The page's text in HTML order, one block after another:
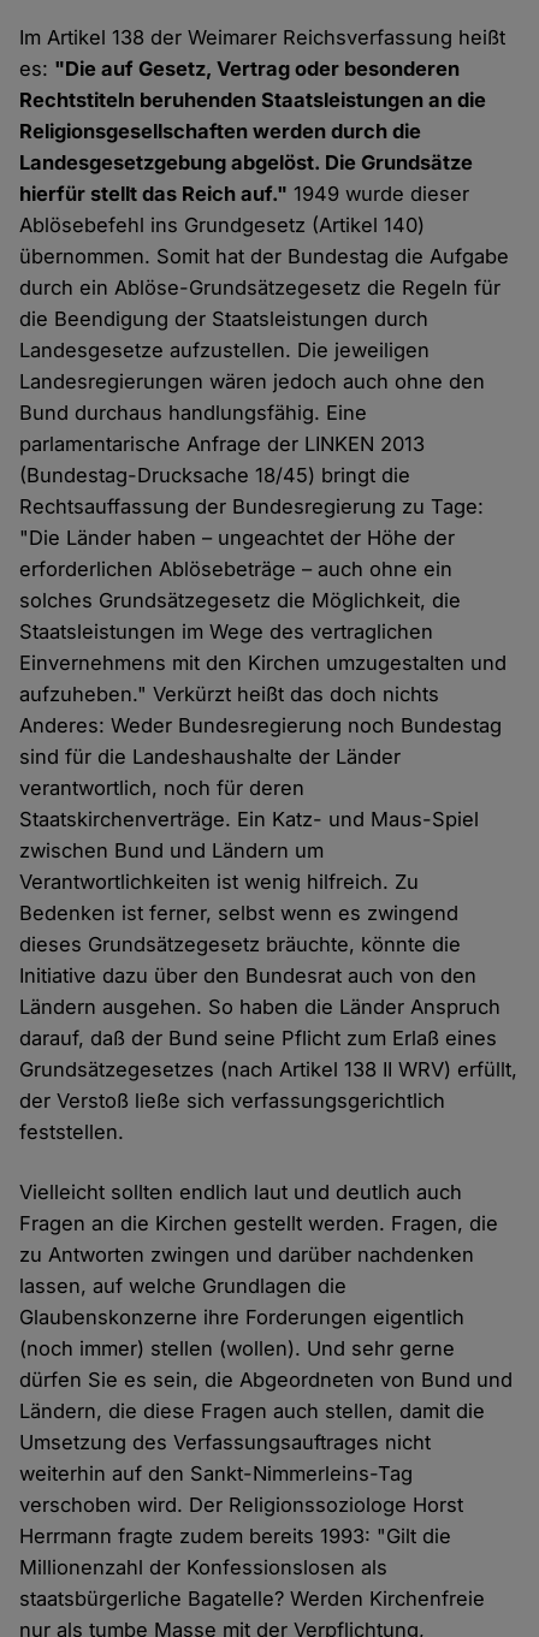
Im Artikel 138 der Weimarer Reichsverfassung heißt
es: "Die auf Gesetz, Vertrag oder besonderen
Rechtstiteln beruhenden Staatsleistungen an die
Religionsgesellschaften werden durch die
Landesgesetzgebung abgelöst. Die Grundsätze
hierfür stellt das Reich auf." 1949 wurde dieser
Ablösebefehl ins Grundgesetz (Artikel 140)
übernommen. Somit hat der Bundestag die Aufgabe
durch ein Ablöse-Grundsätzegesetz die Regeln für
die Beendigung der Staatsleistungen durch
Landesgesetze aufzustellen. Die jeweiligen
Landesregierungen wären jedoch auch ohne den
Bund durchaus handlungsfähig. Eine
parlamentarische Anfrage der LINKEN 2013
(Bundestag-Drucksache 18/45) bringt die
Rechtsauffassung der Bundesregierung zu Tage:
"Die Länder haben – ungeachtet der Höhe der
erforderlichen Ablösebeträge – auch ohne ein
solches Grundsätzegesetz die Möglichkeit, die
Staatsleistungen im Wege des vertraglichen
Einvernehmens mit den Kirchen umzugestalten und
aufzuheben." Verkürzt heißt das doch nichts
Anderes: Weder Bundesregierung noch Bundestag
sind für die Landeshaushalte der Länder
verantwortlich, noch für deren
Staatskirchenverträge. Ein Katz- und Maus-Spiel
zwischen Bund und Ländern um
Verantwortlichkeiten ist wenig hilfreich. Zu
Bedenken ist ferner, selbst wenn es zwingend
dieses Grundsätzegesetz bräuchte, könnte die
Initiative dazu über den Bundesrat auch von den
Ländern ausgehen. So haben die Länder Anspruch
darauf, daß der Bund seine Pflicht zum Erlaß eines
Grundsätzegesetzes (nach Artikel 138 II WRV) erfüllt,
der Verstoß ließe sich verfassungsgerichtlich
feststellen.
Vielleicht sollten endlich laut und deutlich auch
Fragen an die Kirchen gestellt werden. Fragen, die
zu Antworten zwingen und darüber nachdenken
lassen, auf welche Grundlagen die
Glaubenskonzerne ihre Forderungen eigentlich
(noch immer) stellen (wollen). Und sehr gerne
dürfen Sie es sein, die Abgeordneten von Bund und
Ländern, die diese Fragen auch stellen, damit die
Umsetzung des Verfassungsauftrages nicht
weiterhin auf den Sankt-Nimmerleins-Tag
verschoben wird. Der Religionssoziologe Horst
Herrmann fragte zudem bereits 1993: "Gilt die
Millionenzahl der Konfessionslosen als
staatsbürgerliche Bagatelle? Werden Kirchenfreie
nur als tumbe Masse mit der Verpflichtung,